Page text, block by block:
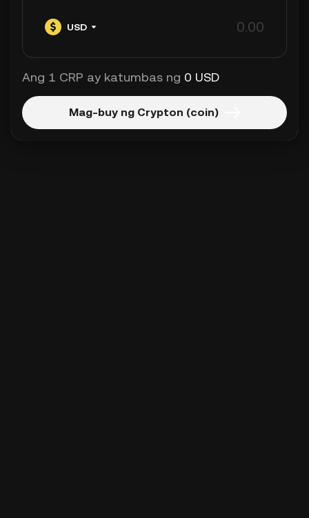
USD
Ang 1 CRP ay katumbas ng 0 USD
Mag-buy ng Crypton (coin)